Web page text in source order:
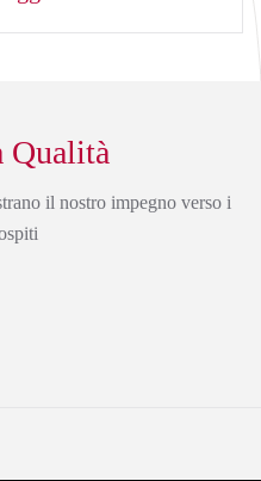
Qualità
il nostro impegno verso i